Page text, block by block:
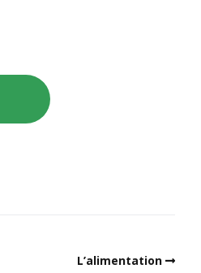
L’alimentation